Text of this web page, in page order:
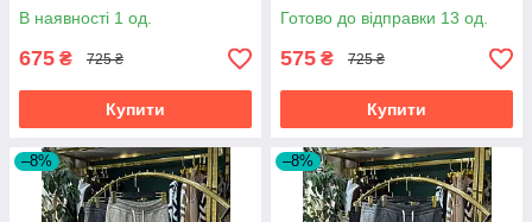
В наявності 1 од.
675 ₴ 725 ₴
Купити
Готово до відправки 13 од.
575 ₴ 725 ₴
Купити
–8% –8%